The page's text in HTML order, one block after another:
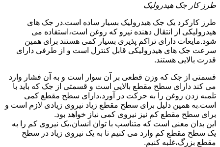
طرز کار جک هیدرولیک
طرز کارکرد یک جک هیدرولیک بسیار ساده است.در جک های
هیدرولیکی از انتقال دهنده نیرو که روغن است،استفاده می
شود.مایعات دارای تراکم پذیری بسیار کمی هستند برای همین
سرعت جک های هیدرولیکی قابل کنترل است و از طرفی دارای
قدرت بالایی هستند.
قسمتی از جک که وزن قطعی بر آن سوار است و به آن فشار وارد
می کند دارای سطح مقطع بالایی است و قسمتی از جک که باید با
تلمبه زدن روغن را به حرکت در آورد،دارای سطح مقطع کمی
است.به همین دلیل برای سطح مقطع زیاد نیروی زیادی لازم است و
برای سطح مقطع کم نیز نیروی کمی نیاز خواهد بود.
این بدان معنی است که متناسب با توان انسان،یک نیروی کم را به
یک سطح مقطع کم وارد می کنیم تا به یک نیروی زیاد در سطح
مقطع بزرگ،غلبه کنیم.